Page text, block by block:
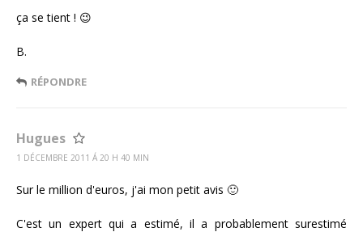
ça se tient ! 😉
B.
RÉPONDRE
Hugues
1 DÉCEMBRE 2011 Á 20 H 40 MIN
Sur le million d'euros, j'ai mon petit avis 🙂
C'est un expert qui a estimé, il a probablement surestimé